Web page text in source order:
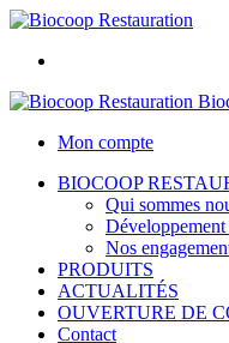
Mon compte
BIOCOOP
Qui sommes
Nos
PRODUITS
ACTUALITÉS
OUVERTURE DE
Contact